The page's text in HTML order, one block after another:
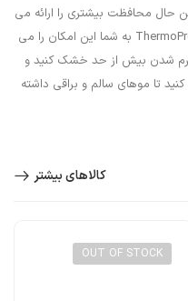
حال محافظت بیشتری را ارائه می
دهد. ترکیب جریان هوا و گرما بهینه ThermoProtect به شما این امکان را می
شدن بیش از حد خشک کنید و
تا موهای سالم و براقی داشته
کالاهای بیشتر
OUT OF STOCK